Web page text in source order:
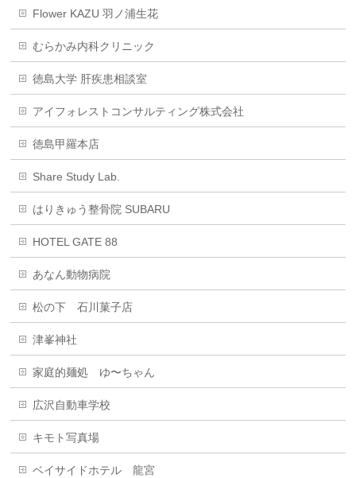
Flower KAZU 羽ノ浦生花
むらかみ内科クリニック
徳島大学 肝疾患相談室
アイフォレストコンサルティング株式会社
徳島甲羅本店
Share Study Lab.
はりきゅう整骨院 SUBARU
HOTEL GATE 88
あなん動物病院
松の下 石川菓子店
津峯神社
家庭的麺処 ゆ〜ちゃん
広沢自動車学校
キモト写真場
ベイサイドホテル 龍宮